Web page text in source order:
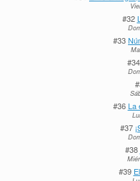
#32
#33
#34
#36La
#37
#38
#39